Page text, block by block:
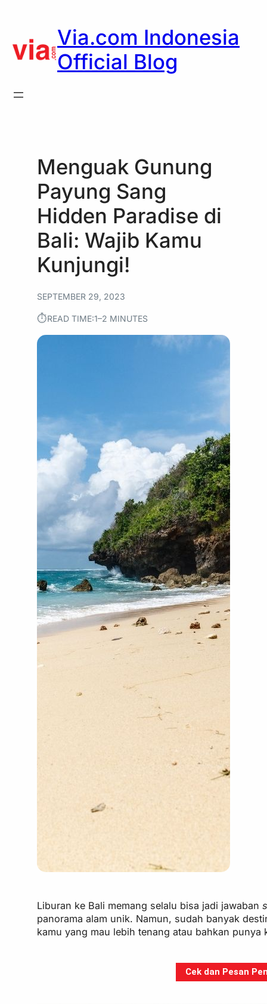
content
Via.com Indonesia
Official Blog
Menguak Gunung
Payung Sang
Hidden Paradise di
Bali: Wajib Kamu
Kunjungi!
SEPTEMBER 29, 2023
⏱︎READ TIME:1–2 MINUTES
Liburan ke Bali memang selalu bisa jadi jawaban
panorama alam unik. Namun, sudah banyak
kamu yang mau lebih tenang atau bahkan
Cek dan Pesan